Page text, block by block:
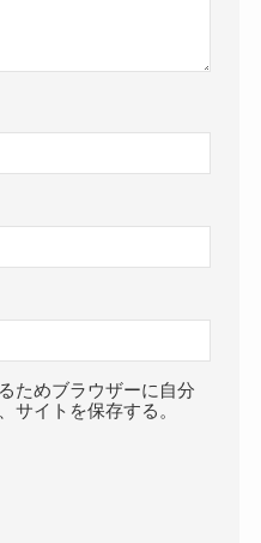
ためブラウザーに自分
サイトを保存する。